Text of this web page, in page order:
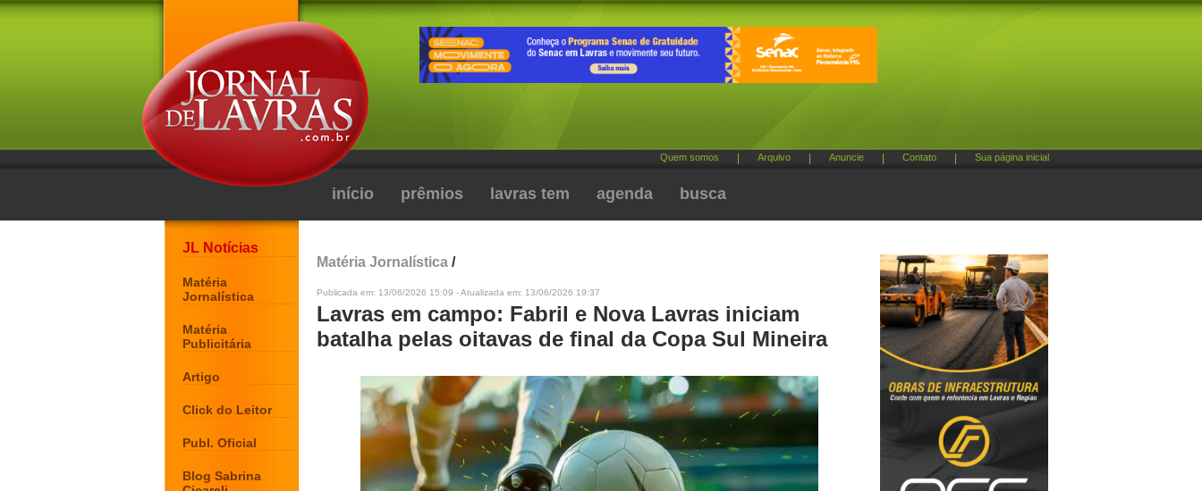
Quem somos Arquivo Anuncie Contato Sua página inicial
início prêmios lavras tem agenda busca
JL Notícias
Matéria
Jornalística
Matéria
Publicitária
Artigo
Click do Leitor
Publ. Oficial
Blog Sabrina
Matéria Jornalística /
Publicada em: 13/06/2026 15:09 - Atualizada em: 13/06/2026 19:37
Lavras em campo: Fabril e Nova Lavras iniciam
batalha pelas oitavas de final da Copa Sul Mineira